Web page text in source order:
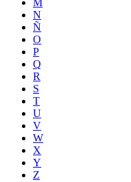
M
N
Ñ
O
P
Q
R
S
T
U
V
W
X
Y
Z